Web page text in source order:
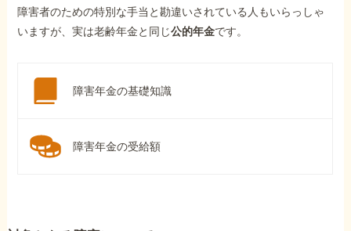
障害者のための特別な手当と勘違いされている人もいらっしゃ
いますが、実は老齢年金と同じ公的年金です。
障害年金の基礎知識
障害年金の受給額